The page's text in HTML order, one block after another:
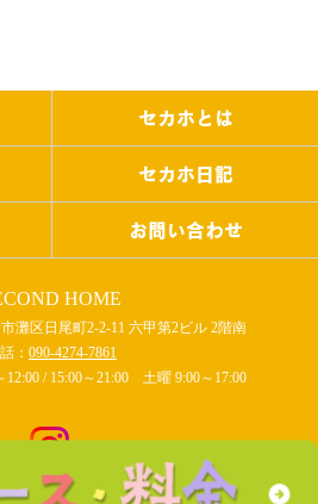
セカホとは
セカホ日記
お問い合わせ
HOME
灘区日尾町2-2-11 六甲第2ビル 2階南
： 090-4274-7861
12:00 / 15:00～21:00 土曜 9:00～17:00